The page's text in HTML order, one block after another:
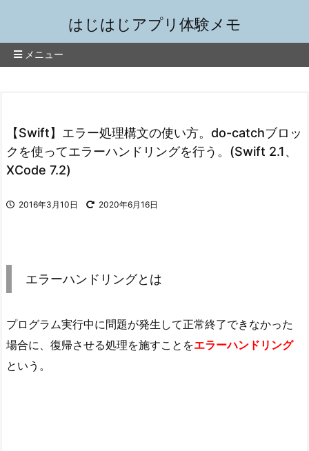
はじはじアプリ体験メモ
メニュー
【Swift】エラー処理構文の使い方。do-catchブロッ
クを使ってエラーハンドリングを行う。(Swift 2.1、
XCode 7.2)
2016年3月10日 2020年6月16日
エラーハンドリングとは
プログラム実行中に問題が発生して正常終了できなかった
場合に、復帰させる処理を施すことをエラーハンドリング
という。